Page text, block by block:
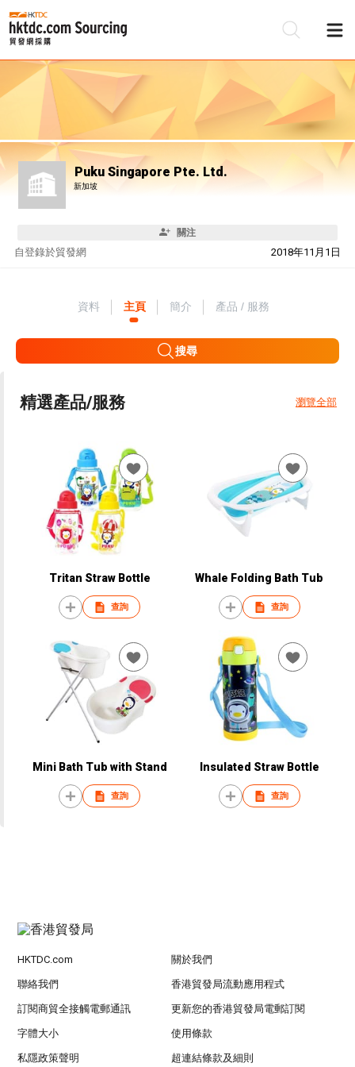
Puku Singapore Pte. Ltd.
新加坡
關注
自 2018年11月1日
登錄於貿發網
資料 主頁 簡介 產品 / 服務
搜尋
精選產品/服務 瀏覽全部
Tritan Straw Bottle
查詢
Whale Folding Bath Tub
查詢
Mini Bath Tub with Stand
查詢
Insulated Straw Bottle
查詢
HKTDC.com 關於我們
聯絡我們 香港貿發局流動應用程式
訂閱商貿全接觸電郵通訊 更新您的香港貿發局電郵訂閱
字體大小 使用條款
私隱政策聲明 超連結條款及細則